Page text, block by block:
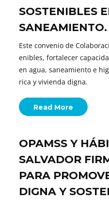
SOSTENIBLES
SANEAMIENTO.
Este convenio de
enibles, fortalecer
en agua, saneamiento e
rica y vivienda digna.
Read More
OPAMSS Y
SALVADOR
PARA
DIGNA Y